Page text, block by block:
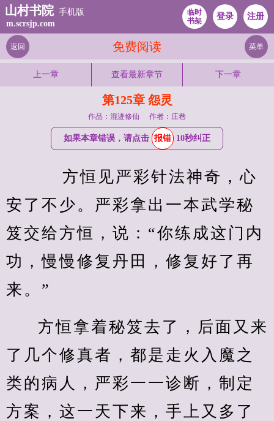
山村书院 手机版
m.scrsjp.com
临时
书架
登录 注册
免费阅读
返回 菜单
上一章 查看最新章节 下一章
第125章 怨灵
作品：混迹修仙 作者：庄巷
如果本章错误，请点击 报错 10秒纠正
安了不少。严彩拿出一本武学秘
笈交给方恒，说：“你练成这门内
功，慢慢修复丹田，修复好了再
来。”
方恒拿着秘笈去了，后面又来
了几个修真者，都是走火入魔之
类的病人，严彩一一诊断，制定
方案，这一天下来，手上又多了